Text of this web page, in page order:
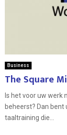
Business
The Square
Is het voor uw werk
beheerst? Dan bent
taaltraining die...